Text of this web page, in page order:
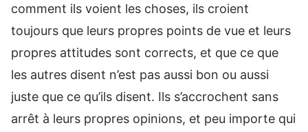
comment ils voient les choses, ils croient
toujours que leurs propres points de vue et leurs
propres attitudes sont corrects, et que ce que
les autres disent n’est pas aussi bon ou aussi
juste que ce qu’ils disent. Ils s’accrochent sans
arrêt à leurs propres opinions, et peu importe qui